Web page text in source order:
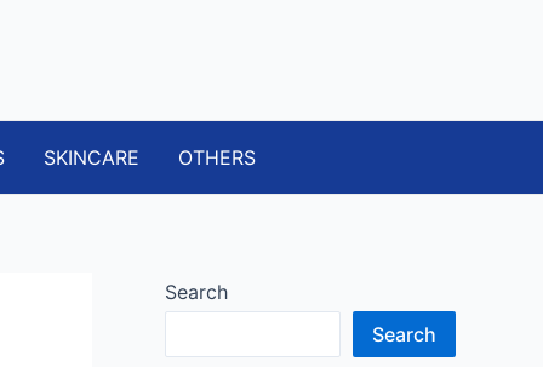
SKINCARE OTHERS
Search
Search